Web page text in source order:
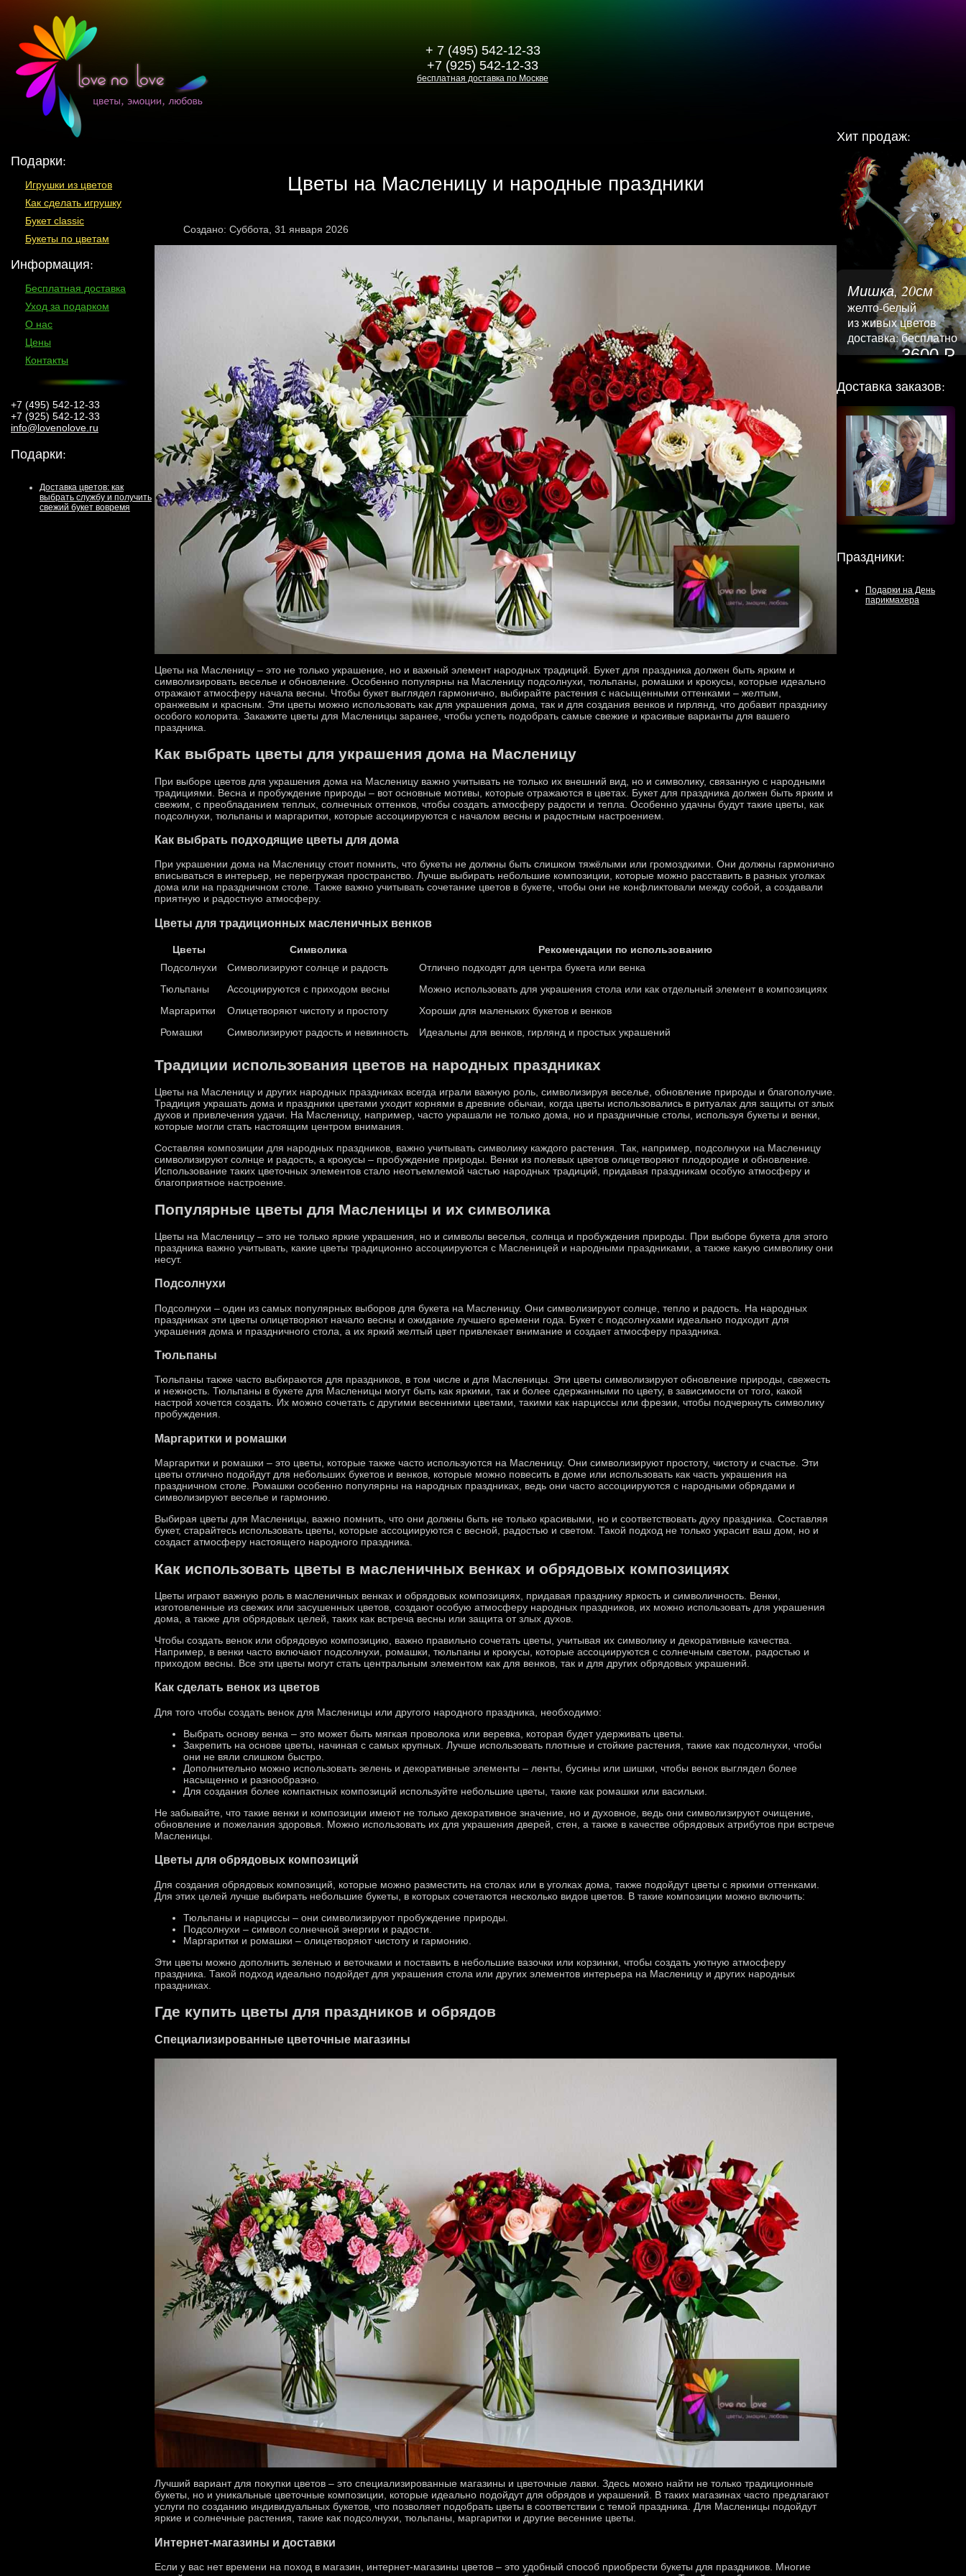
+ 7 (495) 542-12-33
+7 (925) 542-12-33
бесплатная доставка по Москве
Хит продаж:
Подарки:
Игрушки из цветов
Как сделать игрушку
Букет classic
Букеты по цветам
Информация:
Бесплатная доставка
Уход за подарком
О нас
Цены
Контакты
+7 (495) 542-12-33
+7 (925) 542-12-33
info@lovenolove.ru
Подарки:
Доставка цветов: как
выбрать службу и получить
свежий букет вовремя
Цветы на Масленицу и народные праздники
Создано: Суббота, 31 января 2026
Цветы на Масленицу – это не только украшение, но и важный элемент народных традиций. Букет для праздника должен быть ярким и
символизировать веселье и обновление. Особенно популярны на Масленицу подсолнухи, тюльпаны, ромашки и крокусы, которые идеально
отражают атмосферу начала весны. Чтобы букет выглядел гармонично, выбирайте растения с насыщенными оттенками – желтым,
оранжевым и красным. Эти цветы можно использовать как для украшения дома, так и для создания венков и гирлянд, что добавит празднику
особого колорита. Закажите цветы для Масленицы заранее, чтобы успеть подобрать самые свежие и красивые варианты для вашего
праздника.
Как выбрать цветы для украшения дома на Масленицу
При выборе цветов для украшения дома на Масленицу важно учитывать не только их внешний вид, но и символику, связанную с народными
традициями. Весна и пробуждение природы – вот основные мотивы, которые отражаются в цветах. Букет для праздника должен быть ярким и
свежим, с преобладанием теплых, солнечных оттенков, чтобы создать атмосферу радости и тепла. Особенно удачны будут такие цветы, как
подсолнухи, тюльпаны и маргаритки, которые ассоциируются с началом весны и радостным настроением.
Как выбрать подходящие цветы для дома
При украшении дома на Масленицу стоит помнить, что букеты не должны быть слишком тяжёлыми или громоздкими. Они должны гармонично
вписываться в интерьер, не перегружая пространство. Лучше выбирать небольшие композиции, которые можно расставить в разных уголках
дома или на праздничном столе. Также важно учитывать сочетание цветов в букете, чтобы они не конфликтовали между собой, а создавали
приятную и радостную атмосферу.
Цветы для традиционных масленичных венков
Цветы Символика
Рекомендации по использованию
Подсолнухи
Символизируют солнце и радость
Отлично подходят для центра букета или венка
Тюльпаны
Ассоциируются с приходом весны
Можно использовать для украшения стола или как отдельный элемент в композициях
Маргаритки
Олицетворяют чистоту и простоту
Хороши для маленьких букетов и венков
Ромашки
Символизируют радость и невинность Идеальны для венков, гирлянд и простых украшений
Традиции использования цветов на народных праздниках
Цветы на Масленицу и других народных праздниках всегда играли важную роль, символизируя веселье, обновление природы и благополучие.
Традиция украшать дома и праздники цветами уходит корнями в древние обычаи, когда цветы использовались в ритуалах для защиты от злых
духов и привлечения удачи. На Масленицу, например, часто украшали не только дома, но и праздничные столы, используя букеты и венки,
которые могли стать настоящим центром внимания.
Составляя композиции для народных праздников, важно учитывать символику каждого растения. Так, например, подсолнухи на Масленицу
символизируют солнце и радость, а крокусы – пробуждение природы. Венки из полевых цветов олицетворяют плодородие и обновление.
Использование таких цветочных элементов стало неотъемлемой частью народных традиций, придавая праздникам особую атмосферу и
благоприятное настроение.
Популярные цветы для Масленицы и их символика
Цветы на Масленицу – это не только яркие украшения, но и символы веселья, солнца и пробуждения природы. При выборе букета для этого
праздника важно учитывать, какие цветы традиционно ассоциируются с Масленицей и народными праздниками, а также какую символику они
несут.
Подсолнухи
Подсолнухи – один из самых популярных выборов для букета на Масленицу. Они символизируют солнце, тепло и радость. На народных
праздниках эти цветы олицетворяют начало весны и ожидание лучшего времени года. Букет с подсолнухами идеально подходит для
украшения дома и праздничного стола, а их яркий желтый цвет привлекает внимание и создает атмосферу праздника.
Тюльпаны
Тюльпаны также часто выбираются для праздников, в том числе и для Масленицы. Эти цветы символизируют обновление природы, свежесть
и нежность. Тюльпаны в букете для Масленицы могут быть как яркими, так и более сдержанными по цвету, в зависимости от того, какой
настрой хочется создать. Их можно сочетать с другими весенними цветами, такими как нарциссы или фрезии, чтобы подчеркнуть символику
пробуждения.
Маргаритки и ромашки
Маргаритки и ромашки – это цветы, которые также часто используются на Масленицу. Они символизируют простоту, чистоту и счастье. Эти
цветы отлично подойдут для небольших букетов и венков, которые можно повесить в доме или использовать как часть украшения на
праздничном столе. Ромашки особенно популярны на народных праздниках, ведь они часто ассоциируются с народными обрядами и
символизируют веселье и гармонию.
Выбирая цветы для Масленицы, важно помнить, что они должны быть не только красивыми, но и соответствовать духу праздника. Составляя
букет, старайтесь использовать цветы, которые ассоциируются с весной, радостью и светом. Такой подход не только украсит ваш дом, но и
создаст атмосферу настоящего народного праздника.
Как использовать цветы в масленичных венках и обрядовых композициях
Цветы играют важную роль в масленичных венках и обрядовых композициях, придавая празднику яркость и символичность. Венки,
изготовленные из свежих или засушенных цветов, создают особую атмосферу народных праздников, их можно использовать для украшения
дома, а также для обрядовых целей, таких как встреча весны или защита от злых духов.
Чтобы создать венок или обрядовую композицию, важно правильно сочетать цветы, учитывая их символику и декоративные качества.
Например, в венки часто включают подсолнухи, ромашки, тюльпаны и крокусы, которые ассоциируются с солнечным светом, радостью и
приходом весны. Все эти цветы могут стать центральным элементом как для венков, так и для других обрядовых украшений.
Как сделать венок из цветов
Для того чтобы создать венок для Масленицы или другого народного праздника, необходимо:
Выбрать основу венка – это может быть мягкая проволока или веревка, которая будет удерживать цветы.
Закрепить на основе цветы, начиная с самых крупных. Лучше использовать плотные и стойкие растения, такие как подсолнухи, чтобы
они не вяли слишком быстро.
Дополнительно можно использовать зелень и декоративные элементы – ленты, бусины или шишки, чтобы венок выглядел более
насыщенно и разнообразно.
Для создания более компактных композиций используйте небольшие цветы, такие как ромашки или васильки.
Не забывайте, что такие венки и композиции имеют не только декоративное значение, но и духовное, ведь они символизируют очищение,
обновление и пожелания здоровья. Можно использовать их для украшения дверей, стен, а также в качестве обрядовых атрибутов при встрече
Масленицы.
Цветы для обрядовых композиций
Для создания обрядовых композиций, которые можно разместить на столах или в уголках дома, также подойдут цветы с яркими оттенками.
Для этих целей лучше выбирать небольшие букеты, в которых сочетаются несколько видов цветов. В такие композиции можно включить:
Тюльпаны и нарциссы – они символизируют пробуждение природы.
Подсолнухи – символ солнечной энергии и радости.
Маргаритки и ромашки – олицетворяют чистоту и гармонию.
Эти цветы можно дополнить зеленью и веточками и поставить в небольшие вазочки или корзинки, чтобы создать уютную атмосферу
праздника. Такой подход идеально подойдет для украшения стола или других элементов интерьера на Масленицу и других народных
праздниках.
Где купить цветы для праздников и обрядов
Специализированные цветочные магазины
Лучший вариант для покупки цветов – это специализированные магазины и цветочные лавки. Здесь можно найти не только традиционные
букеты, но и уникальные цветочные композиции, которые идеально подойдут для обрядов и украшений. В таких магазинах часто предлагают
услуги по созданию индивидуальных букетов, что позволяет подобрать цветы в соответствии с темой праздника. Для Масленицы подойдут
яркие и солнечные растения, такие как подсолнухи, тюльпаны, маргаритки и другие весенние цветы.
Интернет-магазины и доставки
Если у вас нет времени на поход в магазин, интернет-магазины цветов – это удобный способ приобрести букеты для праздников. Многие
Мишка, 20см
желто-белый
из живых цветов
доставка: бесплатно
3600 Р
Доставка заказов:
Праздники:
Подарки на День
парикмахера